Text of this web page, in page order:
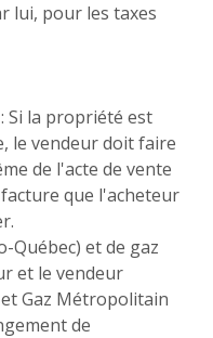
lui, pour les taxes
Si la propriété est
le vendeur doit faire
de l'acte de vente
que l'acheteur
Québec) et de gaz
et le vendeur
Gaz Métropolitain
de